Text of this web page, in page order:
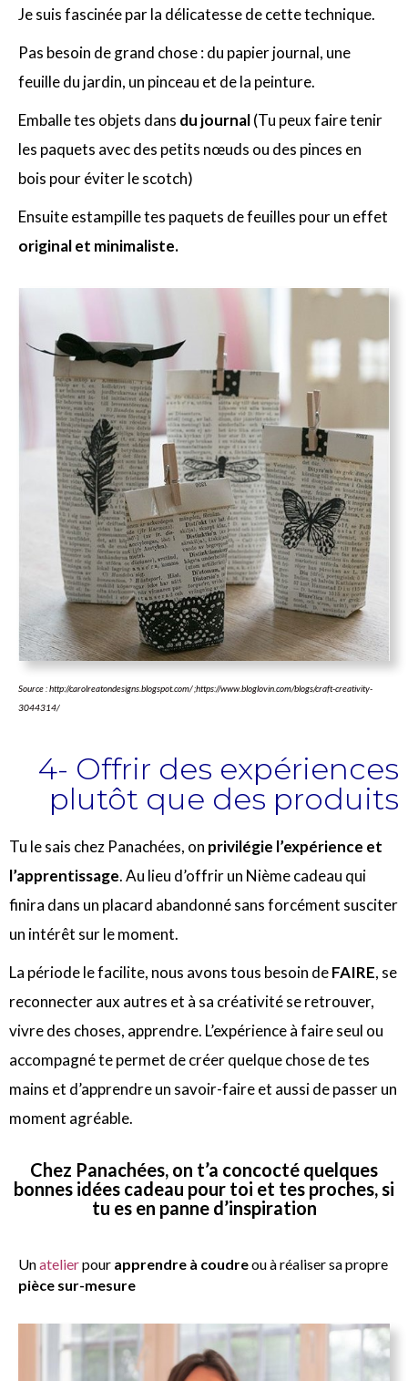
Je suis fascinée par la délicatesse de cette technique.
Pas besoin de grand chose : du papier journal, une
feuille du jardin, un pinceau et de la peinture.
Emballe tes objets dans du journal(Tu peux faire tenir
les paquets avec des petits nœuds ou des pinces en
bois pour éviter le scotch)
Ensuite estampille tes paquets de feuilles pour un effet
original et minimaliste.
Source : http://carolreatondesigns.blogspot.com/ ;https://www.bloglovin.com/blogs/craft-creativity-
3044314/
4- Offrir des expériences
plutôt que des produits
Tu le sais chez Panachées, on privilégie l’expérience et
l’apprentissage. Au lieu d’offrir un Nième cadeau qui
finira dans un placard abandonné sans forcément susciter
un intérêt sur le moment.
La période le facilite, nous avons tous besoin deFAIRE, se
reconnecter aux autres et à sa créativité se retrouver,
vivre des choses, apprendre. L’expérience à faire seul ou
accompagné te permet de créer quelque chose de tes
mains et d’apprendre un savoir-faire et aussi de passer un
moment agréable.
Chez Panachées, on t’a concocté quelques
bonnes idées cadeau pour toi et tes proches, si
tu es en panne d’inspiration
Unatelierpour apprendre à coudreou à réaliser sa propre
pièce sur-mesure